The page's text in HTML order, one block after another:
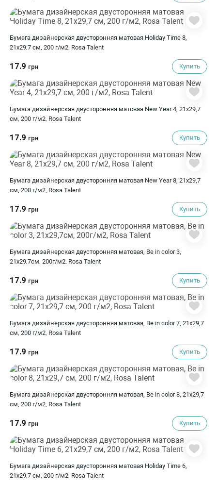
Бумага дизайнерская двусторонняя матовая Holiday Time 8,
21х29,7 см, 200 г/м2, Rosa Talent
17.9 грн Купить
Бумага дизайнерская двусторонняя матовая New Year 4, 21х29,7
см, 200 г/м2, Rosa Talent
17.9 грн Купить
Бумага дизайнерская двусторонняя матовая New Year 8, 21х29,7
см, 200 г/м2, Rosa Talent
17.9 грн Купить
Бумага дизайнерская двусторонняя матовая, Be in color 3,
21х29,7см, 200г/м2, Rosa Talent
17.9 грн Купить
Бумага дизайнерская двусторонняя матовая, Be in color 7, 21х29,7
см, 200 г/м2, Rosa Talent
17.9 грн Купить
Бумага дизайнерская двусторонняя матовая, Be in color 8, 21х29,7
см, 200 г/м2, Rosa Talent
17.9 грн Купить
Бумага дизайнерская двусторонняя матовая Holiday Time 6,
21х29,7 см, 200 г/м2, Rosa Talent